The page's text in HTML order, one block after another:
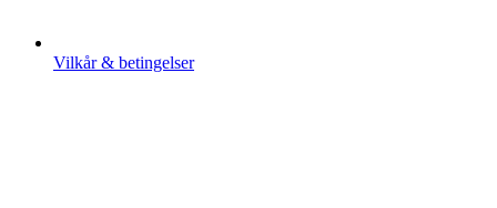
Vilkår & betingelser